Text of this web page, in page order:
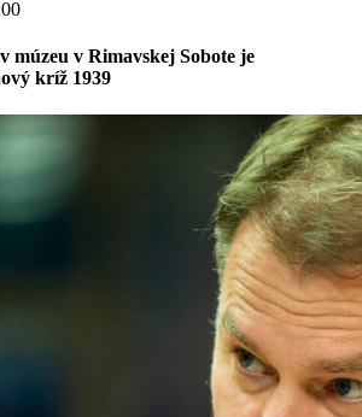
múzeu v Rimavskej Sobote je
kríž 1939